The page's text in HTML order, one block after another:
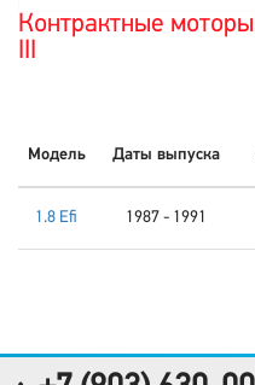
Контрактные
III
Модель Даты выпуска
1.8 Efi 1987 - 1991